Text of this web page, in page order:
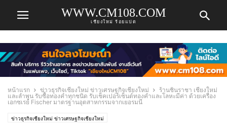
WWW.CM108.COM
เชียงใหม่ ร้อยแปด
หน้าแรก ข่าวธุรกิจเชียงใหม่ ข่าวเศรษฐกิจเชียงใหม่
ร้านชินราชา เชียงใหม่
และลำพูน รับซื้อทองคำทุกชนิด รับเช็คเปอร์เซ็นต์ทองคำและโลหะมีค่า ด้วยเครื่อง
เอกซเรย์ Fischer มาตรฐานอุตสาหกรรมจากเยอรมนี
ข่าวธุรกิจเชียงใหม่ ข่าวเศรษฐกิจเชียงใหม่